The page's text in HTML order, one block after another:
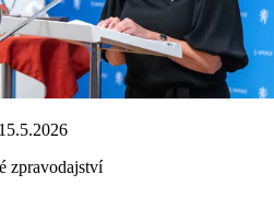
zpravodajství